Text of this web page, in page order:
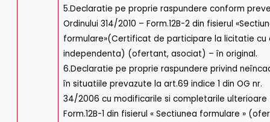
5.Declaratie pe proprie raspundere conform
Ordinului 314/2010 – Form.12B-2 din fisierul
formulare»(Certificat de participare la licitatie
independenta) (ofertant, asociat) – în original.
6.Declaratie pe proprie raspundere privind
în situatiile prevazute la art.69 indice 1 din OG nr.
34/2006 cu modificarile si completarile ulterioare
Form.12B-1 din fisierul « Sectiunea formulare »